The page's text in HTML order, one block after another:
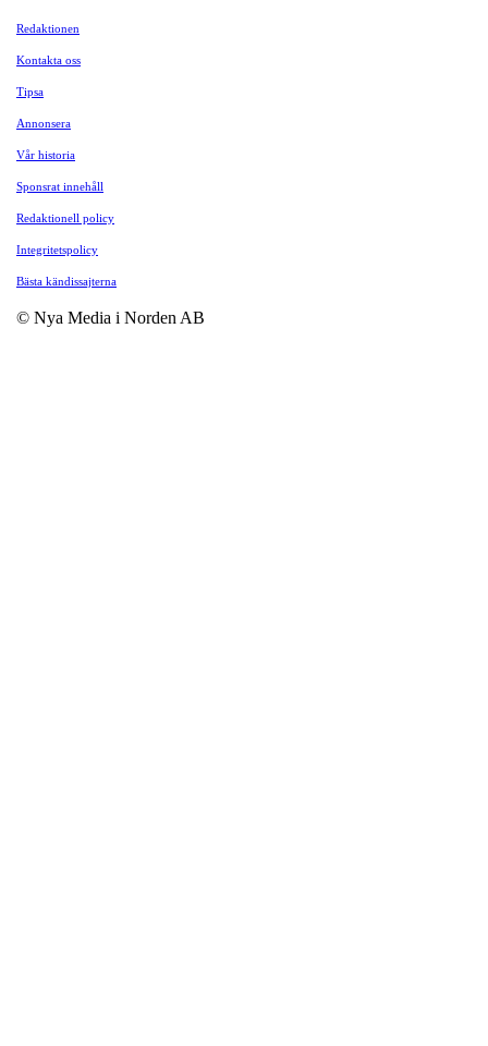
Redaktionen
Kontakta oss
Tipsa
Annonsera
Vår historia
Sponsrat innehåll
Redaktionell policy
Integritetspolicy
Bästa kändissajterna
© Nya Media i Norden AB